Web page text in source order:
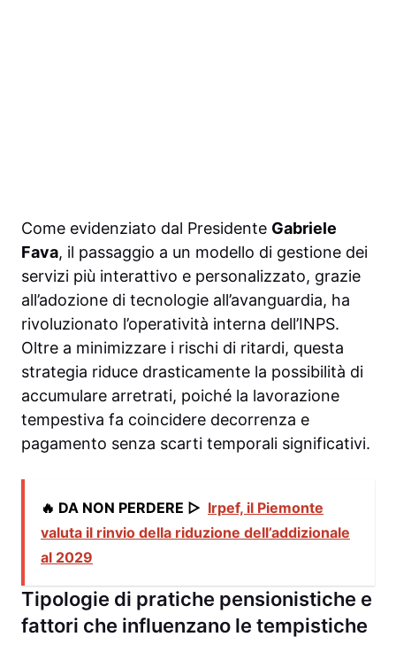
Come evidenziato dal Presidente Gabriele
Fava, il passaggio a un modello di gestione dei
servizi più interattivo e personalizzato, grazie
all’adozione di tecnologie all’avanguardia, ha
rivoluzionato l’operatività interna dell’INPS.
Oltre a minimizzare i rischi di ritardi, questa
strategia riduce drasticamente la possibilità di
accumulare arretrati, poiché la lavorazione
tempestiva fa coincidere decorrenza e
pagamento senza scarti temporali significativi.
🔥 DA NON PERDERE ▷ Irpef, il Piemonte
valuta il rinvio della riduzione dell’addizionale
al 2029
Tipologie di pratiche pensionistiche e
fattori che influenzano le tempistiche